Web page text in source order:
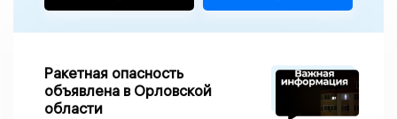
Ракетная опасность
объявлена в Орловской
области